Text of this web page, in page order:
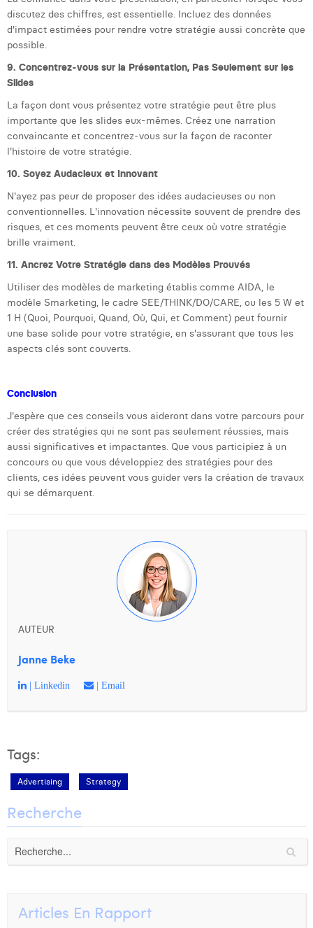
discutez des chiffres, est essentielle. Incluez des données
d'impact estimées pour rendre votre stratégie aussi concrète que
possible.
9. Concentrez-vous sur la Présentation, Pas Seulement sur les
Slides
La façon dont vous présentez votre stratégie peut être plus
importante que les slides eux-mêmes. Créez une narration
convaincante et concentrez-vous sur la façon de raconter
l'histoire de votre stratégie.
10. Soyez Audacieux et Innovant
N'ayez pas peur de proposer des idées audacieuses ou non
conventionnelles. L'innovation nécessite souvent de prendre des
risques, et ces moments peuvent être ceux où votre stratégie
brille vraiment.
11. Ancrez Votre Stratégie dans des Modèles Prouvés
Utiliser des modèles de marketing établis comme AIDA, le
modèle Smarketing, le cadre SEE/THINK/DO/CARE, ou les 5 W et
1 H (Quoi, Pourquoi, Quand, Où, Qui, et Comment) peut fournir
une base solide pour votre stratégie, en s'assurant que tous les
aspects clés sont couverts.
Conclusion
J'espère que ces conseils vous aideront dans votre parcours pour
créer des stratégies qui ne sont pas seulement réussies, mais
aussi significatives et impactantes. Que vous participiez à un
concours ou que vous développiez des stratégies pour des
clients, ces idées peuvent vous guider vers la création de travaux
qui se démarquent.
AUTEUR
Janne Beke
| Linkedin | Email
Tags:
Advertising Strategy
Recherche
Articles En Rapport